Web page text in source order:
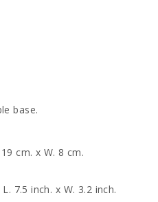
base.
cm. x W. 8 cm.
7.5 inch. x W. 3.2 inch.